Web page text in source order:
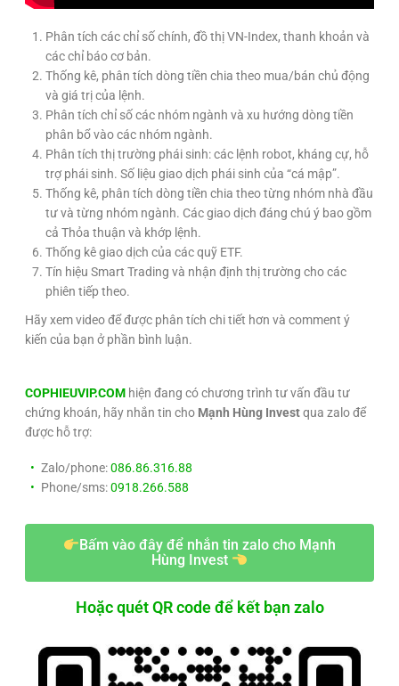
Phân tích các chỉ số chính, đồ thị VN-Index, thanh khoản và
các chỉ báo cơ bản.
Thống kê, phân tích dòng tiền chia theo mua/bán chủ động
và giá trị của lệnh.
Phân tích chỉ số các nhóm ngành và xu hướng dòng tiền
phân bổ vào các nhóm ngành.
Phân tích thị trường phái sinh: các lệnh robot, kháng cự, hỗ
trợ phái sinh. Số liệu giao dịch phái sinh của “cá mập”.
Thống kê, phân tích dòng tiền chia theo từng nhóm nhà đầu
tư và từng nhóm ngành. Các giao dịch đáng chú ý bao gồm
cả Thỏa thuận và khớp lệnh.
Thống kê giao dịch của các quỹ ETF.
Tín hiệu Smart Trading và nhận định thị trường cho các
phiên tiếp theo.
Hãy xem video để được phân tích chi tiết hơn và comment ý
kiến của bạn ở phần bình luận.
COPHIEUVIP.COM hiện đang có chương trình tư vấn đầu tư
chứng khoán, hãy nhắn tin cho Mạnh Hùng Investqua zalo để
được hỗ trợ:
Zalo/phone:086.86.316.88
Phone/sms:0918.266.588
Bấm vào đây để nhắn tin zalo cho Mạnh
Hùng Invest
Hoặc quét QR code để kết bạn zalo